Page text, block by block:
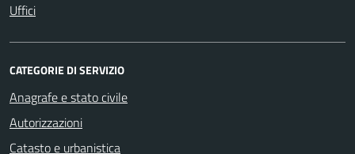
Uffici
CATEGORIE DI SERVIZIO
Anagrafe e stato civile
Autorizzazioni
Catasto e urbanistica